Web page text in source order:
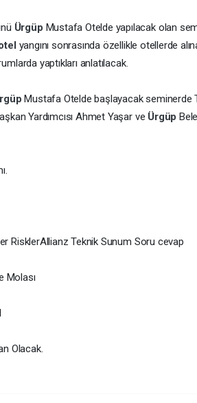
Ürgüp Mustafa Otelde yapılacak olan
yangını sonrasında özellikle otellerde
yaptıkları anlatılacak.
Mustafa Otelde başlayacak seminerde
Yardımcısı Ahmet Yaşar​​ ve Ürgüp
Riskler ​​Allianz Teknik Sunum Soru cevap
Molası
Olacak.